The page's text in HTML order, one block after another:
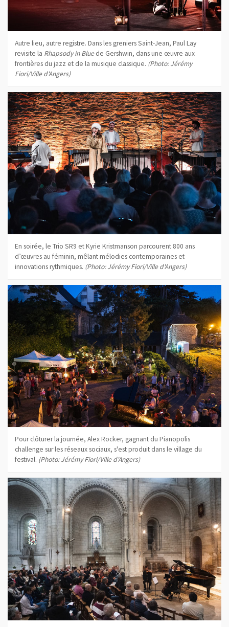
Autre lieu, autre registre. Dans les greniers Saint-Jean, Paul Lay
revisite la Rhapsody in Bluede Gershwin, dans une œuvre aux
frontières du jazz et de la musique classique. (Photo: Jérémy
Fiori/Ville d'Angers)
En soirée, le Trio SR9 et Kyrie Kristmanson parcourent 800 ans
d’œuvres au féminin, mêlant mélodies contemporaines et
innovations rythmiques. (Photo: Jérémy Fiori/Ville d'Angers)
Pour clôturer la journée, Alex Rocker, gagnant du Pianopolis
challenge sur les réseaux sociaux, s'est produit dans le village du
festival. (Photo: Jérémy Fiori/Ville d'Angers)